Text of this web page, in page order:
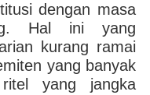
dengan masa
Hal ini yang
kurang ramai
yang banyak
yang jangka